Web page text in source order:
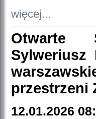
więcej...
Otwarte
Sylweriusz
przestrzeni
12.01.2026